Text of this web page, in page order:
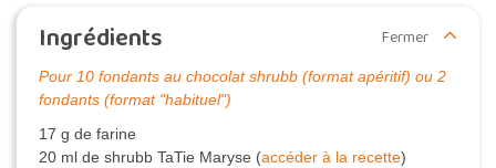
Ingrédients Fermer
Pour 10 fondants au chocolat shrubb (format apéritif) ou 2
fondants (format "habituel")
17 g de farine
20 ml de shrubb TaTie Maryse (accéder à la recette)